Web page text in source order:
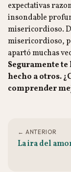
expectativas
insondable
misericordioso.
misericordioso,
apartó muchas
Seguramente
hecho a otros.
comprender
← ANTERIOR
La ira del